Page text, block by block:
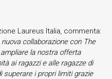
Laureus Italia, commenta:
collaborazione con The
la nostra offerta
ai ragazzi e alle ragazze di
superare i propri limiti grazie